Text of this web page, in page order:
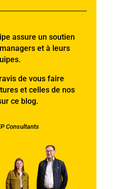
assure un soutien
et à leurs
de vous faire
et celles de nos
ce blog.
Consultants